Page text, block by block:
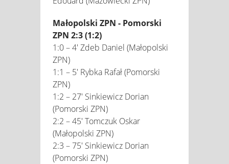
Małopolski ZPN - Pomorski
ZPN 2:3 (1:2)
1:0 – 4' Zdeb Daniel (Małopolski
ZPN)
1:1 – 5' Rybka Rafał (Pomorski
ZPN)
1:2 – 27' Sinkiewicz Dorian
(Pomorski ZPN)
2:2 – 45' Tomczuk Oskar
(Małopolski ZPN)
2:3 – 75' Sinkiewicz Dorian
(Pomorski ZPN)